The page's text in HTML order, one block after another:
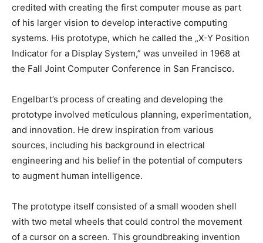
credited with creating the first computer mouse as part‌
of his ‌larger vision to ⁤develop ⁣interactive computing
systems. His prototype, which he⁢ called the „X-Y Position
Indicator for a Display ​System,” was unveiled in 1968 at
the Fall Joint Computer Conference in San Francisco.
Engelbart’s process of creating and developing the
prototype‍ involved meticulous planning, experimentation,
and innovation. He drew inspiration ‍from various
sources, including his​ background​ in electrical
engineering and his belief in the potential ​of ‌computers⁣
to augment human intelligence.
The prototype itself consisted of a small wooden shell
with two metal‌ wheels that could control the movement
of a cursor on a ​screen. ⁤This​ groundbreaking invention